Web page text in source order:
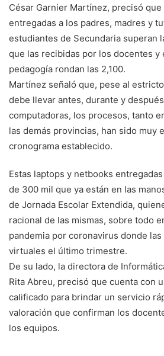
César Garnier Martínez, precisó
entregadas a los padres, madres y
estudiantes de Secundaria superan
que las recibidas por los docentes y
pedagogía rondan las 2,100.
Martínez señaló que, pese al
debe llevar antes, durante y
computadoras, los procesos, tanto
las demás provincias, han sido muy
cronograma establecido.
Estas laptops y netbooks
de 300 mil que ya están en las
de Jornada Escolar Extendida,
racional de las mismas, sobre todo
pandemia por coronavirus donde
virtuales el último trimestre.
De su lado, la directora de
Rita Abreu, precisó que cuenta con
calificado para brindar un servicio
valoración que confirman los
los equipos.